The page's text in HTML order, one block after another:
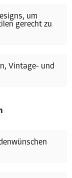
um
gerecht zu
Vintage- und